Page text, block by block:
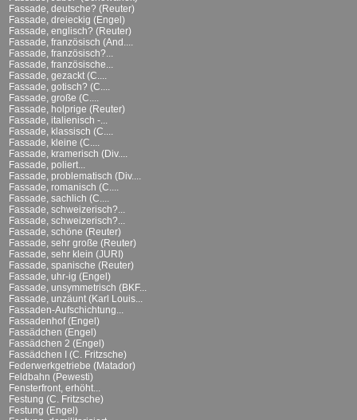
Fassade, deutsche? (Reuter)
Fassade, dreieckig (Engel)
Fassade, englisch? (Reuter)
Fassade, französisch (And....
Fassade, französisch?...
Fassade, französische...
Fassade, gezackt (C....
Fassade, gotisch? (C....
Fassade, große (C....
Fassade, holprige (Reuter)
Fassade, italienisch -...
Fassade, klassisch (C....
Fassade, kleine (C....
Fassade, kramerisch (Div....
Fassade, poliert...
Fassade, problematisch (Div....
Fassade, romanisch (C....
Fassade, sachlich (C....
Fassade, schweizerisch?...
Fassade, schweizerisch?...
Fassade, schöne (Reuter)
Fassade, sehr große (Reuter)
Fassade, sehr klein (JURI)
Fassade, spanische (Reuter)
Fassade, uhr-ig (Engel)
Fassade, unsymmetrisch (BKF...
Fassade, unzäunt (Karl Louis...
Fassaden-Aufschichtung...
Fassadenhof (Engel)
Fassädchen (Engel)
Fassädchen 2 (Engel)
Fassädchen I (C. Fritzsche)
Federwerkgetriebe (Matador)
Feldbahn (Pewesti)
Fensterfront, erhöht...
Festung (C. Fritzsche)
Festung (Engel)